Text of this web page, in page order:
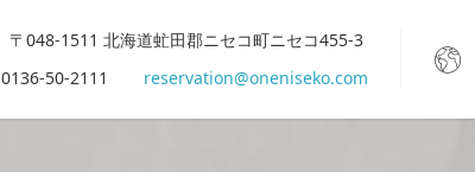
〒048-1511 北海道虻田郡ニセコ町ニセコ455-3
0136-50-2111
reservation@oneniseko.com